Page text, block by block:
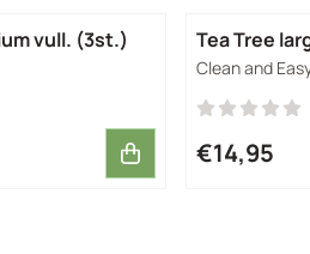
vull. (3st.) Tea
Merk:
Clean and
Prijs: 14,95
€14,95